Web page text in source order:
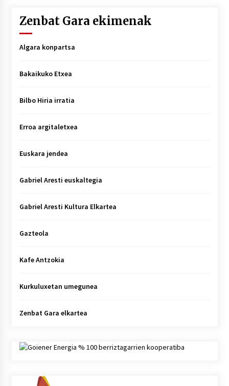
Zenbat Gara ekimenak
Algara konpartsa
Bakaikuko Etxea
Bilbo Hiria irratia
Erroa argitaletxea
Euskara jendea
Gabriel Aresti euskaltegia
Gabriel Aresti Kultura Elkartea
Gazteola
Kafe Antzokia
Kurkuluxetan umegunea
Zenbat Gara elkartea